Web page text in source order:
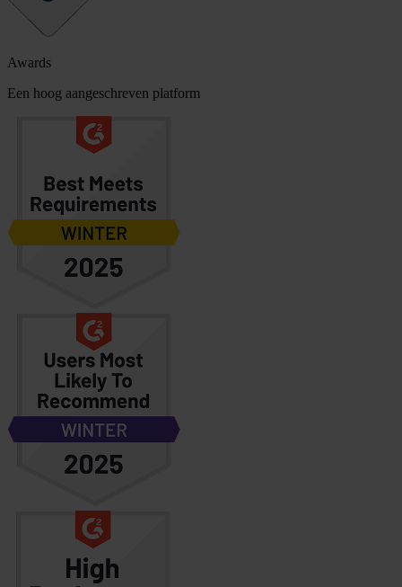
Awards
Een hoog aangeschreven platform